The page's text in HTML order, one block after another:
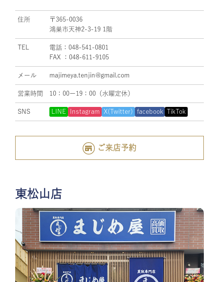
住所
〒365-0036
鴻巣市天神2-3-19 1階
TEL
電話：048-541-0801
FAX ：048-611-9105
メール majimeya.tenjin@gmail.com
営業時間 10：00ー19：00（水曜定休）
SNS LINE Instagram X(Twitter) facebook TikTok
ご来店予約
東松山店